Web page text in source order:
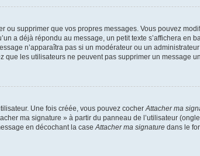
ou supprimer que vos propres messages. Vous pouvez
a déjà répondu au message, un petit texte s’affichera en
n’apparaîtra pas si un modérateur ou un
les utilisateurs ne peuvent pas supprimer un message
Une fois créée, vous pouvez cocher Attacher ma
ma signature » à partir du panneau de l’utilisateur
en décochant la case Attacher ma signature dans le